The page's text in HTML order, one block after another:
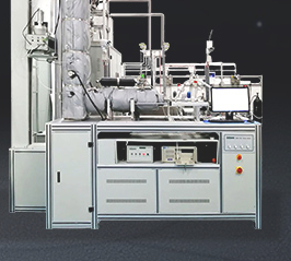
在线咨